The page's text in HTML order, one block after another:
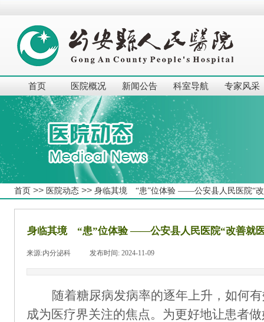
首页 医院概况 新闻公告 科室导航 专家风采
首页 >> 医院动态 >> 身临其境 “患”位体验 ——公安县人民医院“改
身临其境 “患”位体验 ——公安县人民医院“改善就
来源:内分泌科 发布时间: 2024-11-09
随着糖尿病发病率的逐年上升，如何
成为医疗界关注的焦点。 为更好地让患者